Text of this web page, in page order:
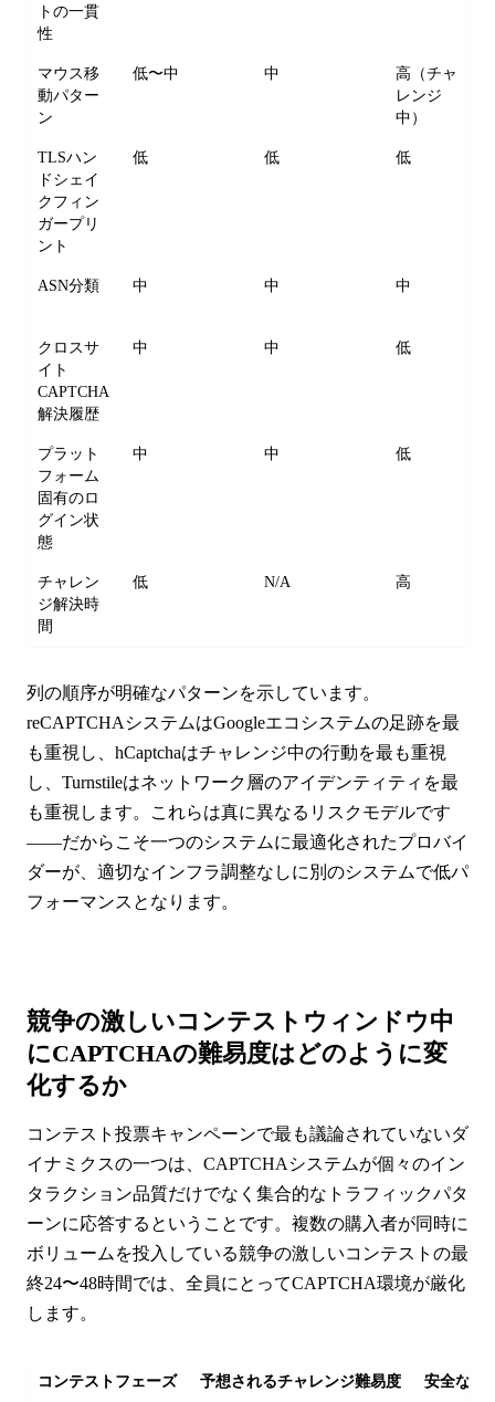
トの一貫
性
マウス移
動パター
ン
低〜中 中
高（チャ
レンジ
中）
TLSハン
ドシェイ
クフィン
ガープリ
ント
低 低 低
ASN分類 中 中 中
クロスサ
イト
CAPTCHA
解決履歴
中 中 低
プラット
フォーム
固有のロ
グイン状
態
中 中 低
チャレン
ジ解決時
間
低 N/A 高
列の順序が明確なパターンを示しています。
reCAPTCHAシステムはGoogleエコシステムの足跡を最
も重視し、hCaptchaはチャレンジ中の行動を最も重視
し、Turnstileはネットワーク層のアイデンティティを最
も重視します。これらは真に異なるリスクモデルです
——だからこそ一つのシステムに最適化されたプロバイ
ダーが、適切なインフラ調整なしに別のシステムで低パ
フォーマンスとなります。
競争の激しいコンテストウィンドウ中
にCAPTCHAの難易度はどのように変
化するか
コンテスト投票キャンペーンで最も議論されていないダ
イナミクスの一つは、CAPTCHAシステムが個々のイン
タラクション品質だけでなく集合的なトラフィックパタ
ーンに応答するということです。複数の購入者が同時に
ボリュームを投入している競争の激しいコンテストの最
終24〜48時間では、全員にとってCAPTCHA環境が厳化
します。
コンテストフェーズ 予想されるチャレンジ難易度 安全な配